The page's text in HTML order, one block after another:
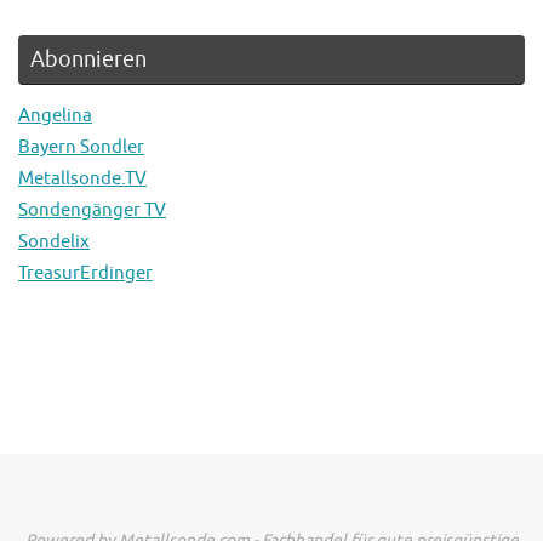
Abonnieren
Angelina
Bayern Sondler
Metallsonde.TV
Sondengänger TV
Sondelix
TreasurErdinger